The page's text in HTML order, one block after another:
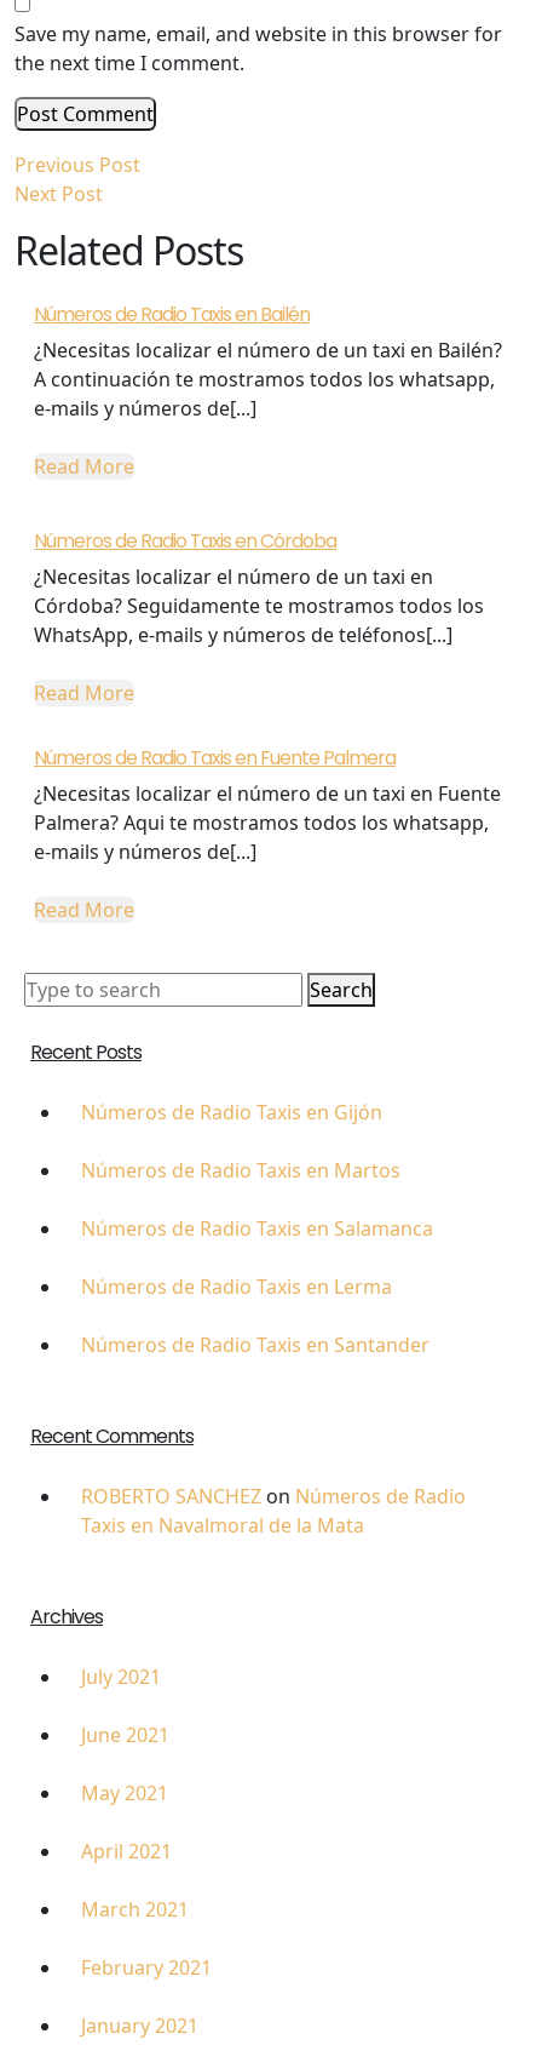
Save my name, email, and website in this browser for
the next time I comment.
Post
navigation
Previous PostPrevious
Next PostNext
Related Posts
Números de Radio Taxis en Bailén
¿Necesitas localizar el número de un taxi en Bailén?
A continuación te mostramos todos los whatsapp,
e-mails y números de[...]
Read MoreRead
Números
Radio
Taxis
en
Números de Radio Taxis en Córdoba
¿Necesitas localizar el número de un taxi en
Córdoba? Seguidamente te mostramos todos los
WhatsApp, e-mails y números de teléfonos[...]
Read MoreRead
Números de Radio Taxis en Fuente Palmera
¿Necesitas localizar el número de un taxi en Fuente
Palmera? Aqui te mostramos todos los whatsapp,
e-mails y números de[...]
Read MoreRead
Search
for:
Recent Posts
Números de Radio Taxis en Gijón
Números de Radio Taxis en Martos
Números de Radio Taxis en Salamanca
Números de Radio Taxis en Lerma
Números de Radio Taxis en Santander
Recent Comments
ROBERTO SANCHEZ on Números de Radio
Taxis en Navalmoral de la Mata
Archives
July 2021
June 2021
May 2021
April 2021
March 2021
February 2021
January 2021